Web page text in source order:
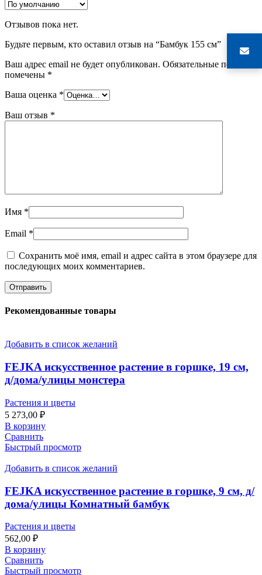
Отзывов пока нет.
Будьте первым, кто оставил отзыв на “Бамбук 155 см”
Ваш адрес email не будет опубликован. Обязательные поля
помечены *
Ваша оценка *
Ваш отзыв *
Имя *
Email *
Сохранить моё имя, email и адрес сайта в этом браузере для
последующих моих комментариев.
Рекомендованные товары
Добавить в список желаний
FEJKA искусственное растение в горшке, 19 см,
д/дома/улицы монстера
Растения и цветы
5 273,00 ₽
В корзину
Сравнить
Быстрый просмотр
Добавить в список желаний
FEJKA искусственное растение в горшке, 9 см, д/
дома/улицы Комнатный бамбук
Растения и цветы
562,00 ₽
В корзину
Сравнить
Быстрый просмотр